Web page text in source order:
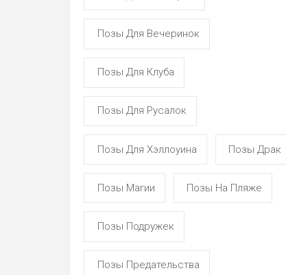
Позы Для Вечеринок
Позы Для Клуба
Позы Для Русалок
Позы Для Хэллоуина Позы Драк
Позы Магии Позы На Пляже
Позы Подружек
Позы Предательства